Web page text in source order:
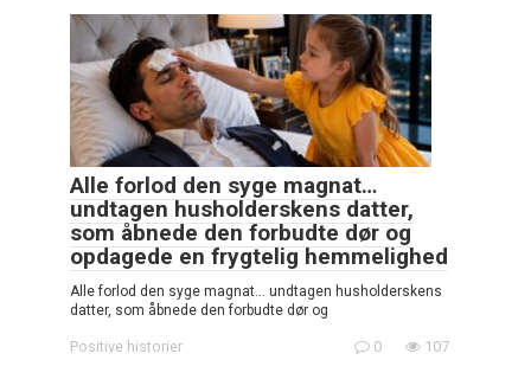
Alle forlod den syge magnat…
undtagen husholderskens datter,
som åbnede den forbudte dør og
opdagede en frygtelig hemmelighed
Alle forlod den syge magnat… undtagen husholderskens
datter, som åbnede den forbudte dør og
Positive historier 0 107